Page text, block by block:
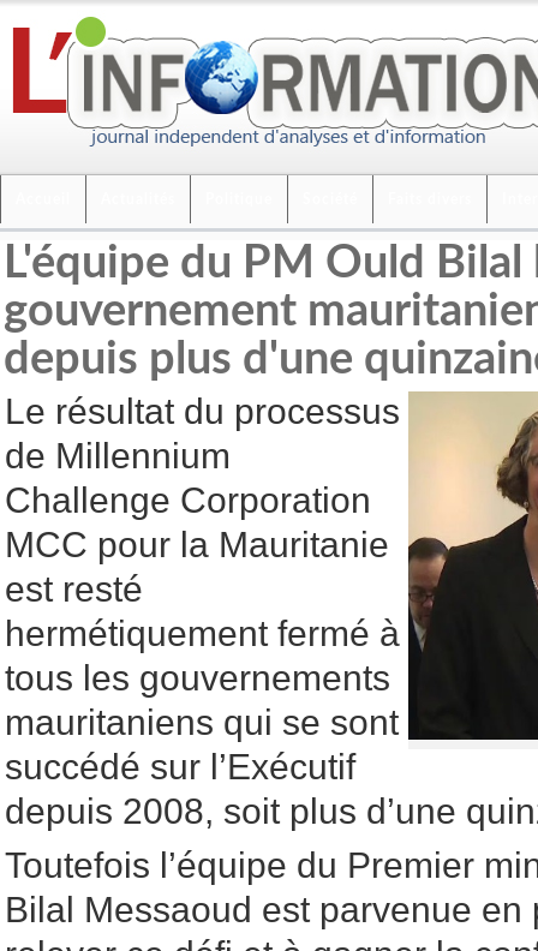
L'équipe du PM Ould Bilal
gouvernement
depuis plus d'une
Le résultat du processus
de Millennium
Challenge Corporation
MCC pour la Mauritanie
est resté
hermétiquement fermé à
tous les gouvernements
mauritaniens qui se sont
succédé sur l’Exécutif
depuis 2008, soit plus d’une
Toutefois l’équipe du Premier
Bilal Messaoud est parvenue en